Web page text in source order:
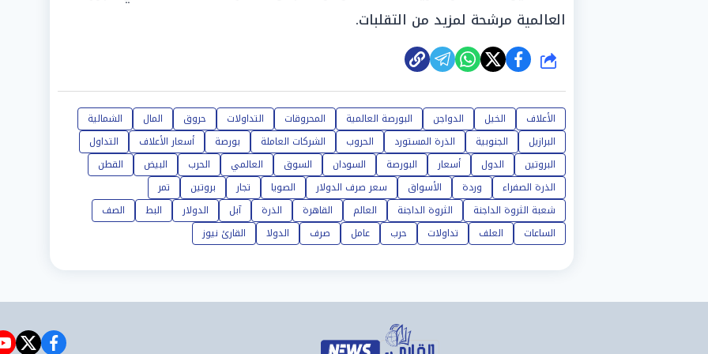
العالمية مرشحة لمزيد من التقلبات.
شارك
الأعلاف الخيل الدواجن البورصة العالمية المحروقات التداولات حروق المال
الشمالية
البرازيل
الجنوبية الذرة المستورد الحروب الشركات العاملة بورصة أسعار الأعلاف
التداول
البروتين
الدول أسعار البورصة السودان السوق العالمي الحرب البيض
القطن
الذرة الصفراء
وردة الأسواق سعر صرف الدولار الصويا تجار بروتين
تمر
شعبة الثروة الداجنة
الثروة الداجنة العالم القاهرة الذرة آبل الدولار البط
الصف
الساعات
العلف تداولات حرب عامل صرف الدولا القارئ نيوز